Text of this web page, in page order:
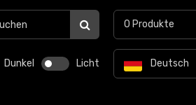
Dunkel Licht Deutsch
0 Produkte